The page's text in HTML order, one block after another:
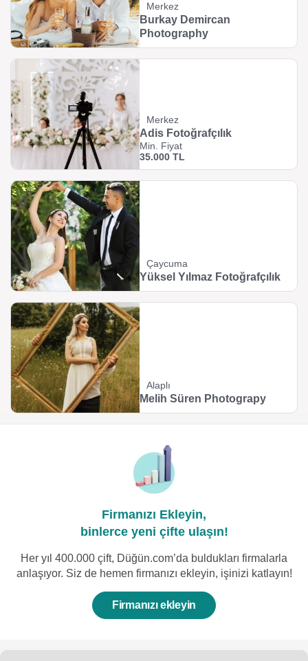
Merkez
Burkay Demircan
Photography
Merkez
Adis Fotoğrafçılık
Min. Fiyat
35.000 TL
Çaycuma
Yüksel Yılmaz Fotoğrafçılık
Alaplı
Melih Süren Photograpy
Firmanızı Ekleyin,
binlerce yeni çifte ulaşın!
Her yıl 400.000 çift, Düğün.com’da buldukları firmalarla
anlaşıyor. Siz de hemen firmanızı ekleyin, işinizi katlayın!
Firmanızı ekleyin